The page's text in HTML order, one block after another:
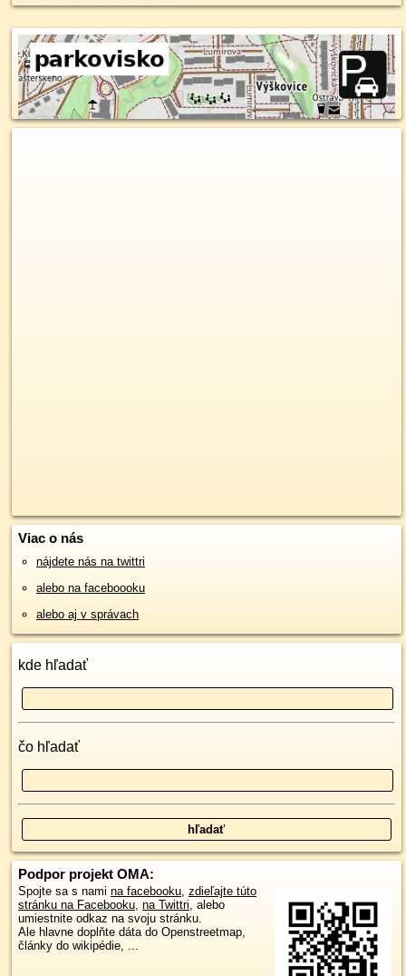
Viac o nás
nájdete nás na twittri
alebo na faceboooku
alebo aj v správach
kde hľadať
čo hľadať
Podpor projekt OMA:
Spojte sa s nami na facebooku, zdieľajte túto
stránku na Facebooku, na Twittri, alebo
umiestnite odkaz na svoju stránku.
Ale hlavne doplňte dáta do Openstreetmap,
články do wikipédie, ...